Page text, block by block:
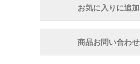
お気に入りに追加
商品お問い合わせ